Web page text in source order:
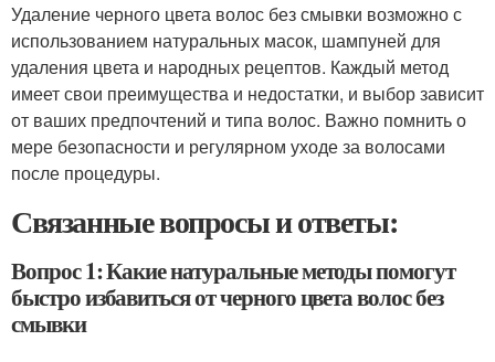
Удаление черного цвета волос без смывки возможно с
использованием натуральных масок, шампуней для
удаления цвета и народных рецептов. Каждый метод
имеет свои преимущества и недостатки, и выбор зависит
от ваших предпочтений и типа волос. Важно помнить о
мере безопасности и регулярном уходе за волосами
после процедуры.
Связанные вопросы и ответы:
Вопрос 1: Какие натуральные методы помогут
быстро избавиться от черного цвета волос без
смывки